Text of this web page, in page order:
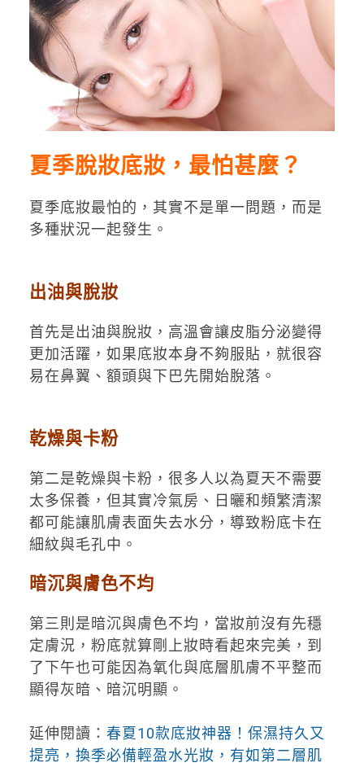
夏季脫妝底妝，最怕甚麼？
夏季底妝最怕的，其實不是單一問題，而是
多種狀況一起發生。
出油與脫妝
首先是出油與脫妝，高溫會讓皮脂分泌變得
更加活躍，如果底妝本身不夠服貼，就很容
易在鼻翼、額頭與下巴先開始脫落。
乾燥與卡粉
第二是乾燥與卡粉，很多人以為夏天不需要
太多保養，但其實冷氣房、日曬和頻繁清潔
都可能讓肌膚表面失去水分，導致粉底卡在
細紋與毛孔中。
暗沉與膚色不均
第三則是暗沉與膚色不均，當妝前沒有先穩
定膚況，粉底就算剛上妝時看起來完美，到
了下午也可能因為氧化與底層肌膚不平整而
顯得灰暗、暗沉明顯。
延伸閱讀： 春夏10款底妝神器！保濕持久又
提亮，換季必備輕盈水光妝，有如第二層肌